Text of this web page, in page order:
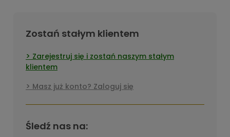
Zostań stałym klientem
Zarejestruj się i zostań naszym stałym
klientem
Masz już konto? Zaloguj się
Śledź nas na: